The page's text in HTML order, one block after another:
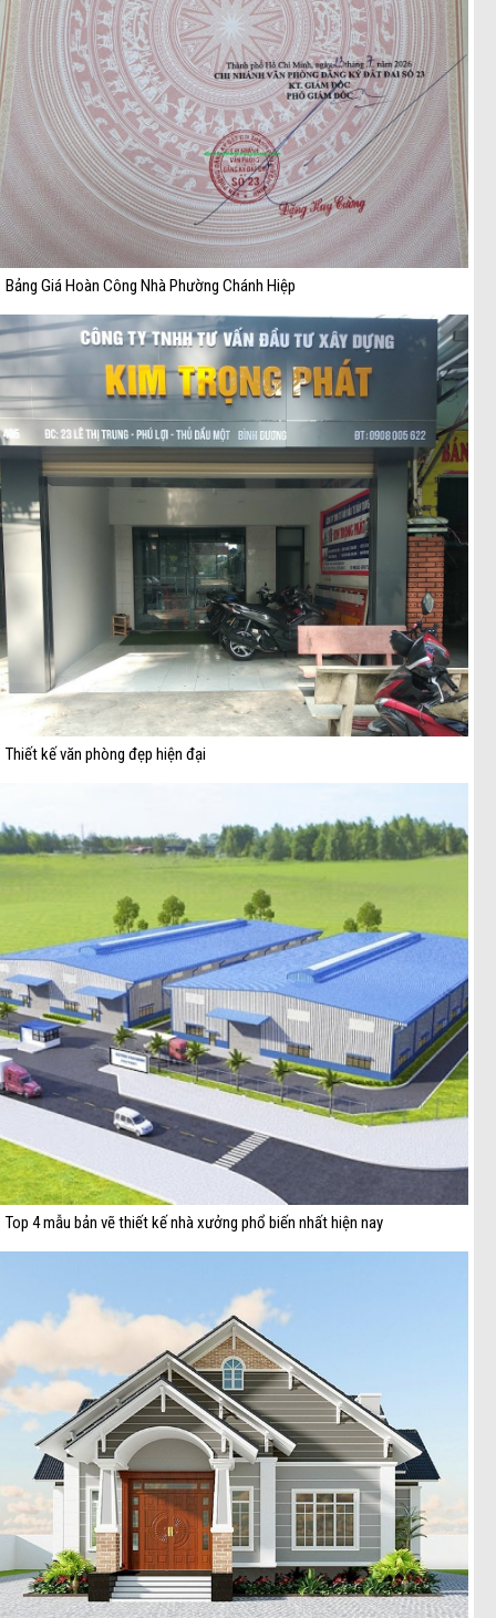
Bảng Giá Hoàn Công Nhà Phường Chánh Hiệp
Thiết kế văn phòng đẹp hiện đại
Top 4 mẫu bản vẽ thiết kế nhà xưởng phổ biến nhất hiện nay